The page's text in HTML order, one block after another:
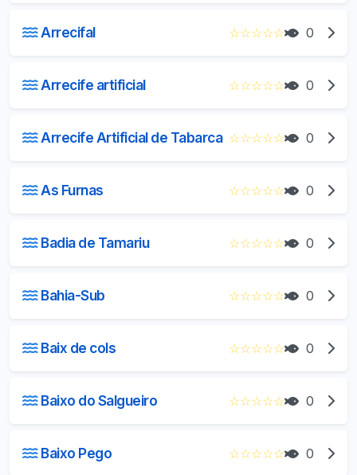
Arrecifal ☆☆☆☆☆ 0
Arrecife artificial ☆☆☆☆☆ 0
Arrecife Artificial de Tabarca ☆☆☆☆☆ 0
As Furnas ☆☆☆☆☆ 0
Badia de Tamariu ☆☆☆☆☆ 0
Bahia-Sub ☆☆☆☆☆ 0
Baix de cols ☆☆☆☆☆ 0
Baixo do Salgueiro ☆☆☆☆☆ 0
Baixo Pego ☆☆☆☆☆ 0